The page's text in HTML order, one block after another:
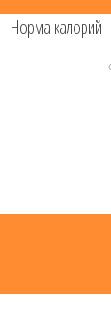
Норма калорий